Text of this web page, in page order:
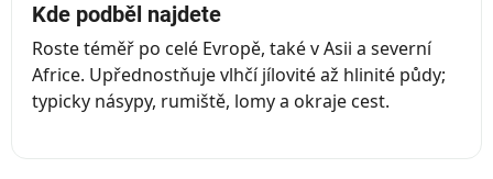
Kde podběl najdete
Roste téměř po celé Evropě, také v Asii a severní
Africe. Upřednostňuje vlhčí jílovité až hlinité půdy;
typicky násypy, rumiště, lomy a okraje cest.